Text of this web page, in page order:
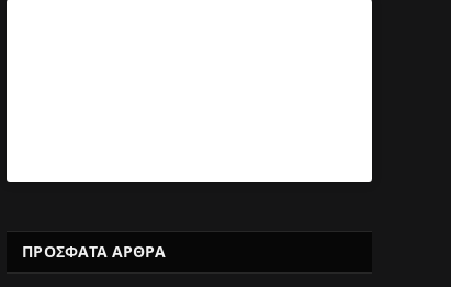
ΠΡΌΣΦΑΤΑ ΆΡΘΡΑ